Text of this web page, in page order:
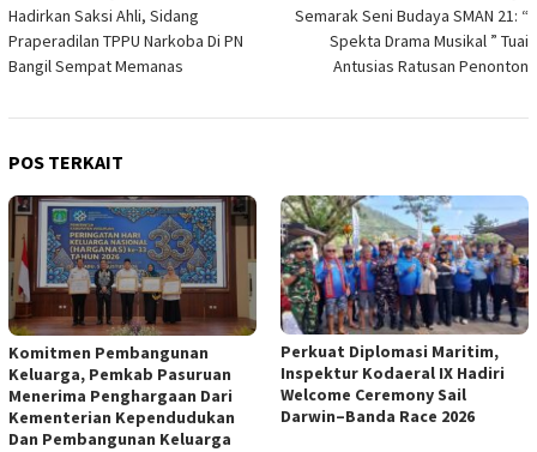
pos
Hadirkan Saksi Ahli, Sidang
Praperadilan TPPU Narkoba Di PN
Bangil Sempat Memanas
Semarak Seni Budaya SMAN 21: “
Spekta Drama Musikal ” Tuai
Antusias Ratusan Penonton
POS TERKAIT
Komitmen Pembangunan
Keluarga, Pemkab Pasuruan
Menerima Penghargaan Dari
Kementerian Kependudukan
Dan Pembangunan Keluarga
Perkuat Diplomasi Maritim,
Inspektur Kodaeral IX Hadiri
Welcome Ceremony Sail
Darwin–Banda Race 2026